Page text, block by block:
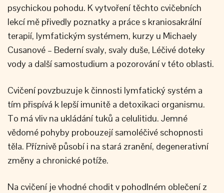
psychickou pohodu. K vytvoření těchto cvičebních
lekcí mě přivedly poznatky a práce s kraniosakrální
terapií, lymfatickým systémem, kurzy u Michaely
Cusanové – Bederní svaly, svaly duše, Léčivé doteky
vody a další samostudium a pozorování v této oblasti.
Cvičení povzbuzuje k činnosti lymfatický systém a
tím přispívá k lepší imunitě a detoxikaci organismu.
To má vliv na ukládání tuků a celulitidu. Jemné
vědomé pohyby probouzejí samoléčivé schopnosti
těla. Příznivě působí i na stará zranění, degenerativní
změny a chronické potíže.
Na cvičení je vhodné chodit v pohodlném oblečení z